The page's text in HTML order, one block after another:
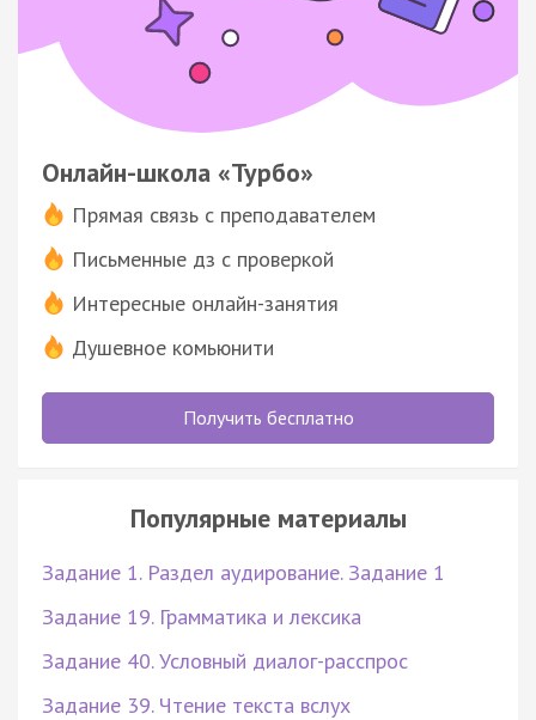
Онлайн-школа «Турбо»
Прямая связь с преподавателем
Письменные дз с проверкой
Интересные онлайн-занятия
Душевное комьюнити
Получить бесплатно
Популярные материалы
Задание 1. Раздел аудирование. Задание 1
Задание 19. Грамматика и лексика
Задание 40. Условный диалог-расспрос
Задание 39. Чтение текста вслух